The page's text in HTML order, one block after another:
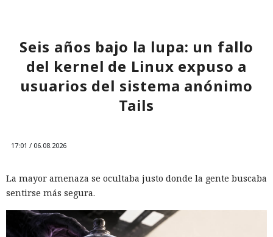
Seis años bajo la lupa: un fallo
del kernel de Linux expuso a
usuarios del sistema anónimo
Tails
17:01 / 06.08.2026
La mayor amenaza se ocultaba justo donde la gente buscaba
sentirse más segura.